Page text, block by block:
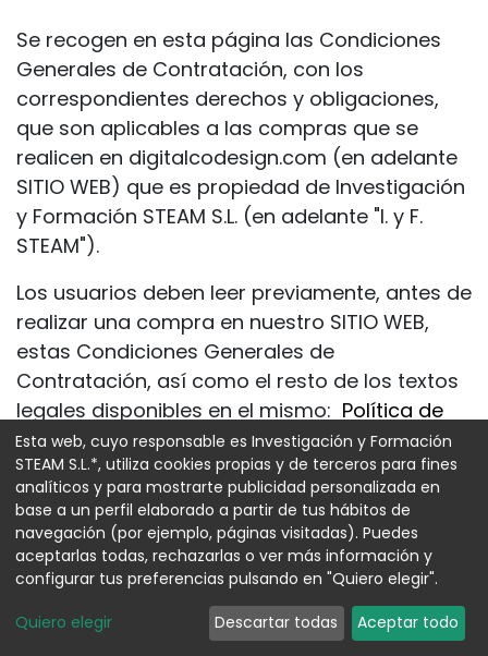
Se recogen en esta página las Condiciones
Generales de Contratación, con los
correspondientes derechos y obligaciones,
que son aplicables a las compras que se
realicen en digitalcodesign.com (en adelante
SITIO WEB) que es propiedad de Investigación
y Formación STEAM S.L. (en adelante "I. y F.
STEAM").
Los usuarios deben leer previamente, antes de
realizar una compra en nuestro SITIO WEB,
estas Condiciones Generales de
Contratación, así como el resto de los textos
legales disponibles en el mismo: Política de
PrivacidadyPolítica de Cookies.
Al realizar una compra en nuestro SITIO WEB,
los usuarios están aceptando plenamente las
presentes Condiciones Generales de
Contratación, así como el resto de los avisos
legales presentes en el mismo, incluyendo
también las condiciones particulares que
Esta web, cuyo responsable es Investigación y Formación
STEAM S.L.*, utiliza cookies propias y de terceros para fines
analíticos y para mostrarte publicidad personalizada en
base a un perfil elaborado a partir de tus hábitos de
navegación (por ejemplo, páginas visitadas). Puedes
aceptarlas todas, rechazarlas o ver más información y
configurar tus preferencias pulsando en "Quiero elegir".
Quiero elegir Descartar todas Aceptar todo